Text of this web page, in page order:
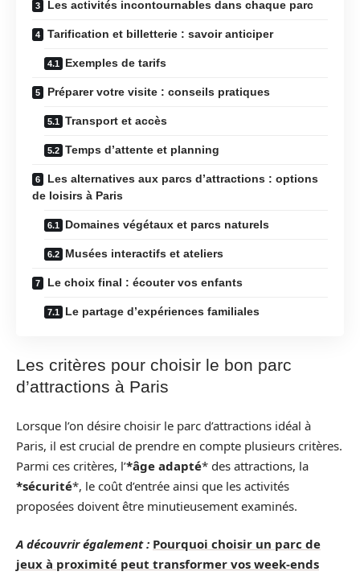
Les activités incontournables dans chaque parc
Tarification et billetterie : savoir anticiper
Exemples de tarifs
Préparer votre visite : conseils pratiques
Transport et accès
Temps d’attente et planning
Les alternatives aux parcs d’attractions : options
de loisirs à Paris
Domaines végétaux et parcs naturels
Musées interactifs et ateliers
Le choix final : écouter vos enfants
Le partage d’expériences familiales
Les critères pour choisir le bon parc
d’attractions à Paris
Lorsque l’on désire choisir le parc d’attractions idéal à
Paris, il est crucial de prendre en compte plusieurs critères.
Parmi ces critères, l’*âge adapté* des attractions, la
*sécurité*, le coût d’entrée ainsi que les activités
proposées doivent être minutieusement examinés.
A découvrir également : Pourquoi choisir un parc de
jeux à proximité peut transformer vos week-ends